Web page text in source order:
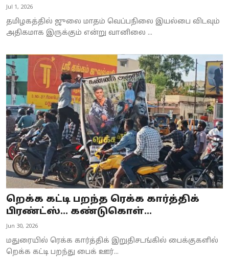
Jul 1, 2026
தமிழகத்தில் ஜுலை மாதம் வெப்பநிலை இயல்பை விடவும்
அதிகமாக இருக்கும் என்று வானிலை ...
றெக்க கட்டி பறந்த ரெக்க கார்த்திக்
பிரண்ட்ஸ்… கண்டுகொள்...
Jun 30, 2026
மதுரையில் ரெக்க கார்த்திக் இறுதிசடங்கில் பைக்குகளில்
றெக்க கட்டி பறந்து பைக் ஊர்...